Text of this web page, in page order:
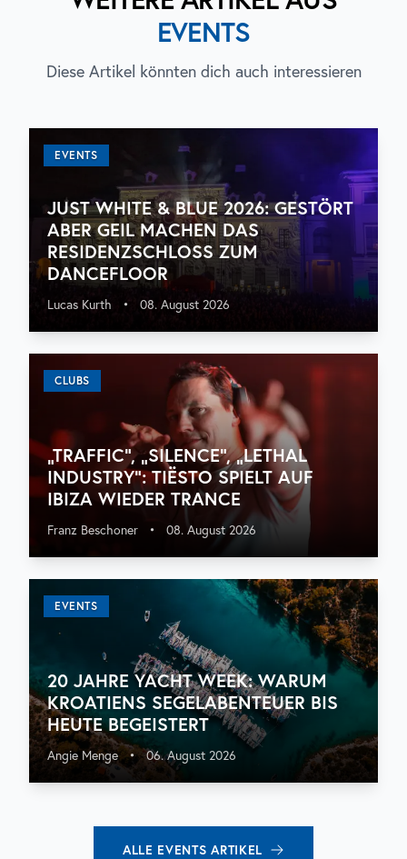
EVENTS
Diese Artikel könnten dich auch interessieren
EVENTS
JUST WHITE & BLUE 2026: GESTÖRT
ABER GEIL MACHEN DAS
RESIDENZSCHLOSS ZUM
DANCEFLOOR
Lucas Kurth • 08. August 2026
CLUBS
„TRAFFIC“, „SILENCE“, „LETHAL
INDUSTRY“: TIËSTO SPIELT AUF
IBIZA WIEDER TRANCE
Franz Beschoner • 08. August 2026
EVENTS
20 JAHRE YACHT WEEK: WARUM
KROATIENS SEGELABENTEUER BIS
HEUTE BEGEISTERT
Angie Menge • 06. August 2026
ALLE EVENTS ARTIKEL